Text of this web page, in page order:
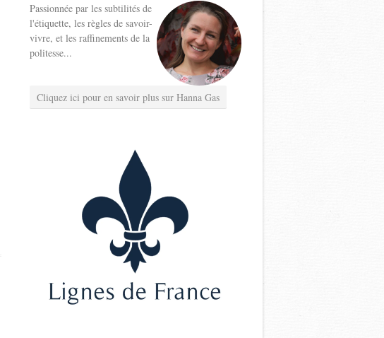
Passionnée par les subtilités de
l'étiquette, les règles de savoir-
vivre, et les raffinements de la
politesse...
Cliquez ici pour en savoir plus sur Hanna Gas